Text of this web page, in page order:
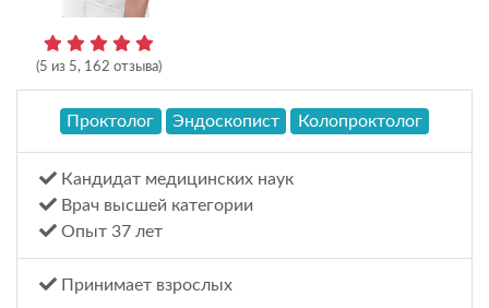
(5 из 5, 162 отзыва)
Проктолог Эндоскопист Колопроктолог
Кандидат медицинских наук
Врач высшей категории
Опыт 37 лет
Принимает взрослых